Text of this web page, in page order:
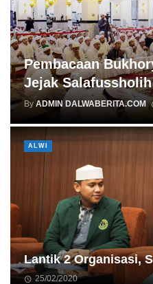
Pembacaan
Jejak Salafussholih
By ADMIN DALWABERITA.COM
Lantik 2 Organisasi,
25/02/2020
ALWI